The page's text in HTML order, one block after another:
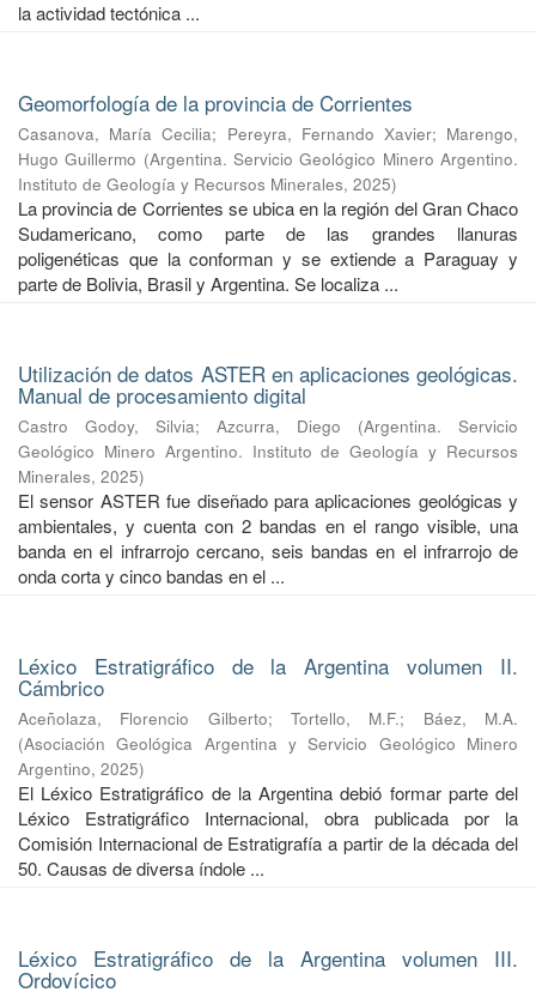
la actividad tectónica ...
Geomorfología de la provincia de Corrientes
Casanova, María Cecilia; Pereyra, Fernando Xavier; Marengo,
Hugo Guillermo (Argentina. Servicio Geológico Minero Argentino.
Instituto de Geología y Recursos Minerales, 2025)
La provincia de Corrientes se ubica en la región del Gran Chaco
Sudamericano, como parte de las grandes llanuras
poligenéticas que la conforman y se extiende a Paraguay y
parte de Bolivia, Brasil y Argentina. Se localiza ...
Utilización de datos ASTER en aplicaciones geológicas.
Manual de procesamiento digital
Castro Godoy, Silvia; Azcurra, Diego (Argentina. Servicio
Geológico Minero Argentino. Instituto de Geología y Recursos
Minerales, 2025)
El sensor ASTER fue diseñado para aplicaciones geológicas y
ambientales, y cuenta con 2 bandas en el rango visible, una
banda en el infrarrojo cercano, seis bandas en el infrarrojo de
onda corta y cinco bandas en el ...
Léxico Estratigráfico de la Argentina volumen II.
Cámbrico
Aceñolaza, Florencio Gilberto;Tortello, M.F.; Báez, M.A.
(Asociación Geológica Argentina y Servicio Geológico Minero
Argentino, 2025)
El Léxico Estratigráfico de la Argentina debió formar parte del
Léxico Estratigráfico Internacional, obra publicada por la
Comisión Internacional de Estratigrafía a partir de la década del
50. Causas de diversa índole ...
Léxico Estratigráfico de la Argentina volumen III.
Ordovícico